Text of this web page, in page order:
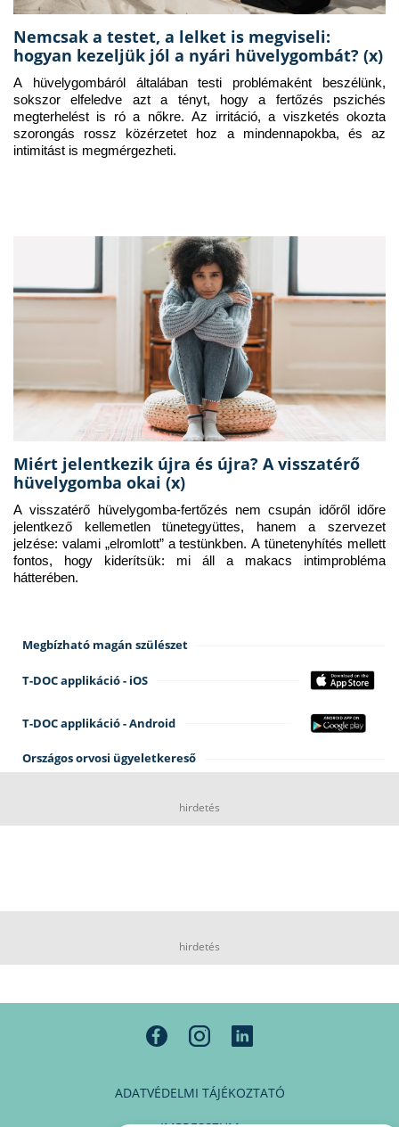
Nemcsak a testet, a lelket is megviseli:
hogyan kezeljük jól a nyári hüvelygombát? (x)
A hüvelygombáról általában testi problémaként beszélünk,
sokszor elfeledve azt a tényt, hogy a fertőzés pszichés
megterhelést is ró a nőkre. Az irritáció, a viszketés okozta
szorongás rossz közérzetet hoz a mindennapokba, és az
intimitást is megmérgezheti.
Miért jelentkezik újra és újra? A visszatérő
hüvelygomba okai (x)
A visszatérő hüvelygomba-fertőzés nem csupán időről időre
jelentkező kellemetlen tünetegyüttes, hanem a szervezet
jelzése: valami „elromlott” a testünkben. A tünetenyhítés mellett
fontos, hogy kiderítsük: mi áll a makacs intimprobléma
hátterében.
Megbízható magán szülészet
T-DOC applikáció - iOS
T-DOC applikáció - Android
Országos orvosi ügyeletkereső
hirdetés
hirdetés
ADATVÉDELMI TÁJÉKOZTATÓ